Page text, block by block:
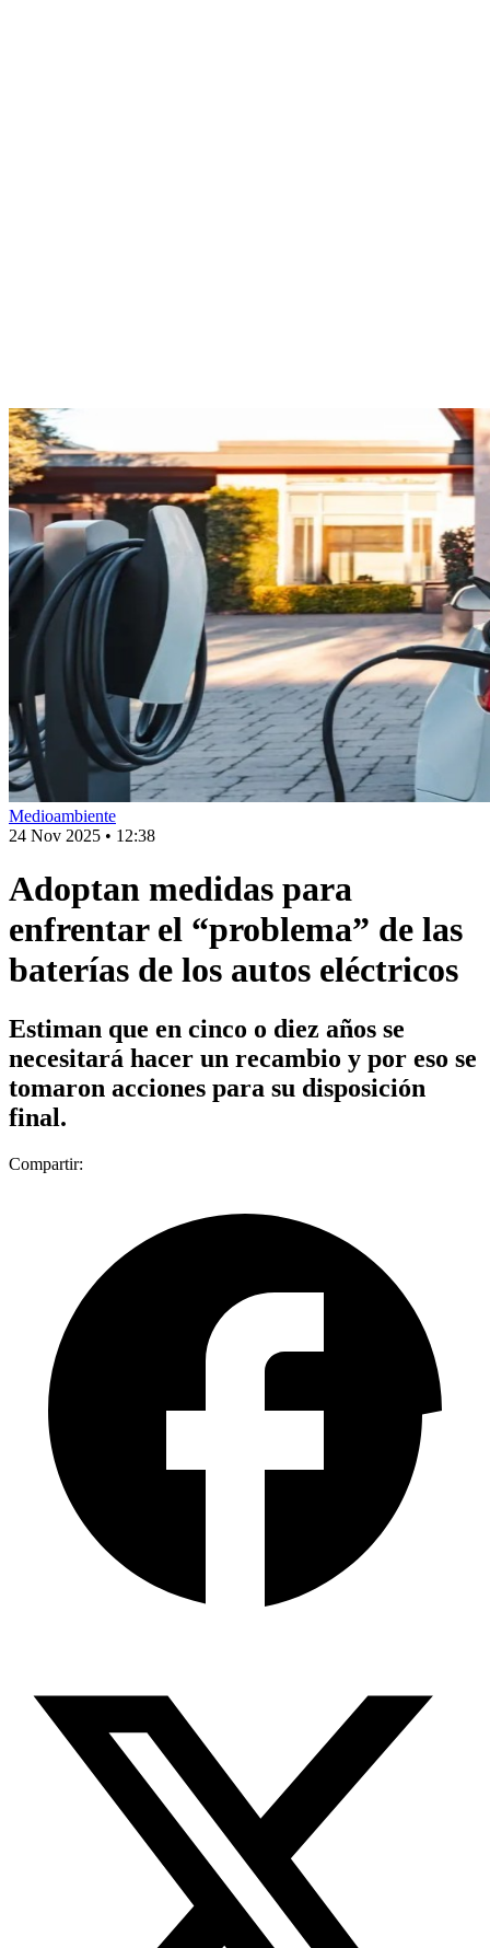
Medioambiente
24 Nov 2025 • 12:38
Adoptan medidas para
enfrentar el “problema” de las
baterías de los autos eléctricos
Estiman que en cinco o diez años se
necesitará hacer un recambio y por eso se
tomaron acciones para su disposición
final.
Compartir: